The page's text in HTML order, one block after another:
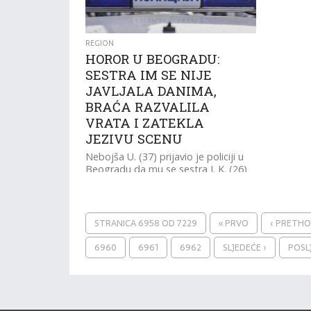
REGION
HOROR U BEOGRADU:
SESTRA IM SE NIJE
JAVLJALA DANIMA,
BRAĆA RAZVALILA
VRATA I ZATEKLA
JEZIVU SCENU
Nebojša U. (37) prijavio je policiji u
Beogradu da mu se sestra I. K. (26)
STRANICA 6958 OD 7229 « PRVO ‹
6960
6961 6962 SLJEDEĆE ›